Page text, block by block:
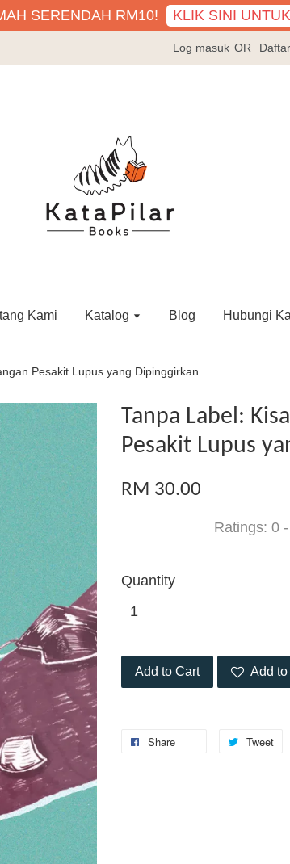
SERENDAH RM10! KLIK SINI
Log masuk OR
Kami Katalog Blog Hubungi
Pesakit Lupus yang Dipinggirkan
Tanpa Label:
Pesakit Lupus
RM 30.00
Ratings: 0 -
Quantity
Add to Cart Add
Share Tweet